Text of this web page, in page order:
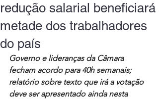
redução salarial beneficiará
metade dos trabalhadores
do país
Governo e lideranças da Câmara
fecham acordo para 40h semanais;
relatório sobre texto que irá a votação
deve ser apresentado ainda nesta